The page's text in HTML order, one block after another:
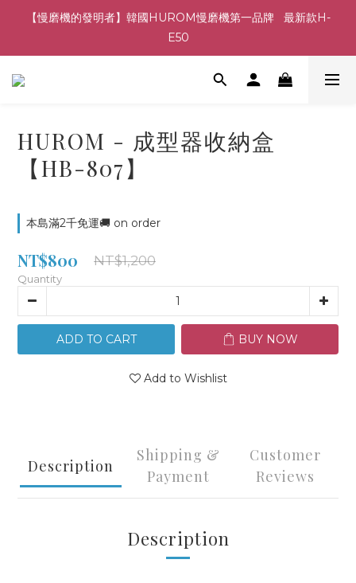
【慢磨機的發明者】韓國HUROM慢磨機第一品牌   最新款H-
E50
HUROM - 成型器收納盒
【HB-807】
本島滿2千免運🚚 on order
NT$800 NT$1,200
Quantity
ADD TO CART BUY NOW
Add to Wishlist
Description
Shipping &
Payment
Customer
Reviews
Description